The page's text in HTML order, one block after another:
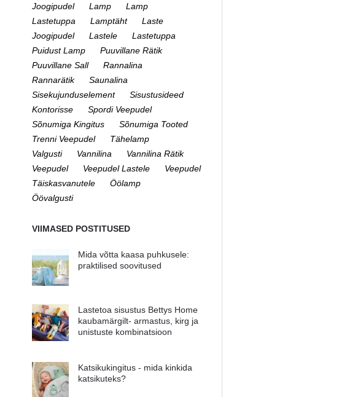
Joogipudel
Lamp
Lamp
Lastetuppa
Lamptäht
Laste
Joogipudel
Lastele
Lastetuppa
Puidust Lamp
Puuvillane Rätik
Puuvillane Sall
Rannalina
Rannarätik
Saunalina
Sisekujunduselement
Sisustusideed
Kontorisse
Spordi Veepudel
Sõnumiga Kingitus
Sõnumiga Tooted
Trenni Veepudel
Tähelamp
Valgusti
Vannilina
Vannilina Rätik
Veepudel
Veepudel Lastele
Veepudel
Täiskasvanutele
Öölamp
Öövalgusti
VIIMASED POSTITUSED
Mida võtta kaasa puhkusele:
praktilised soovitused
Lastetoa sisustus Bettys Home
kaubamärgilt- armastus, kirg ja
unistuste kombinatsioon
Katsikukingitus - mida kinkida
katsikuteks?